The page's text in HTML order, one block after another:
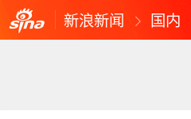
新浪新闻 国内